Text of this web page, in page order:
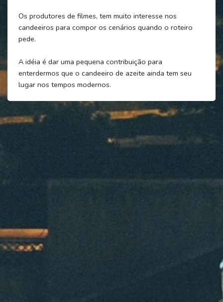
Os produtores de filmes, tem muito interesse nos
candeeiros para compor os cenários quando o roteiro
pede.
A idéia é dar uma pequena contribuição para
enterdermos que o candeeiro de azeite ainda tem seu
lugar nos tempos modernos.